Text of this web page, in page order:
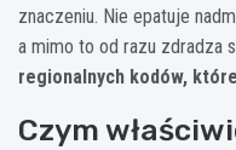
znaczeniu. Nie epatuje
a mimo to od razu zdradza
regionalnych kodów,
Czym